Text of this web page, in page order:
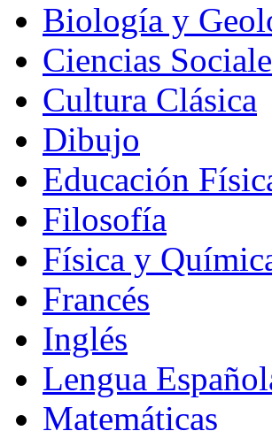
Biología y
Ciencias
Cultura Clásica
Dibujo
Educación
Filosofía
Física y
Francés
Inglés
Lengua
Matemáticas